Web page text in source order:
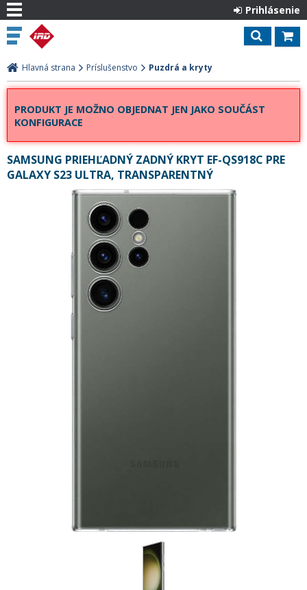
Prihlásenie
Hlavná strana Príslušenstvo Puzdrá a kryty
PRODUKT JE MOŽNO OBJEDNAT JEN JAKO SOUČÁST
KONFIGURACE
SAMSUNG PRIEHĽADNÝ ZADNÝ KRYT EF-QS918C PRE
GALAXY S23 ULTRA, TRANSPARENTNÝ